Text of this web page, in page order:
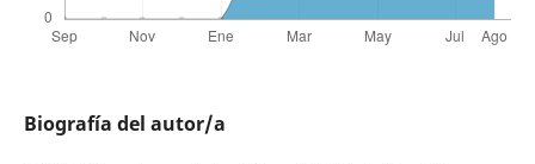
Biografía del autor/a